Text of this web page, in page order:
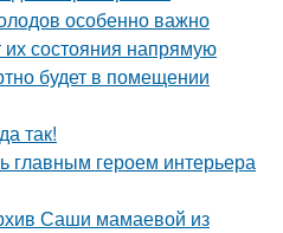
особенно важно
их состояния напрямую
будет в помещении
так!
главным героем интерьера
Саши мамаевой из